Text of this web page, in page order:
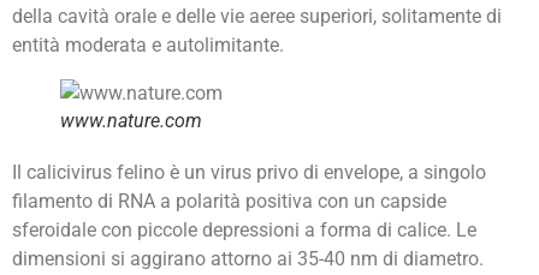
della cavità orale e delle vie aeree superiori, solitamente di
entità moderata e autolimitante.
www.nature.com
Il calicivirus felino è un virus privo di envelope, a singolo
filamento di RNA a polarità positiva con un capside
sferoidale con piccole depressioni a forma di calice. Le
dimensioni si aggirano attorno ai 35-40 nm di diametro.